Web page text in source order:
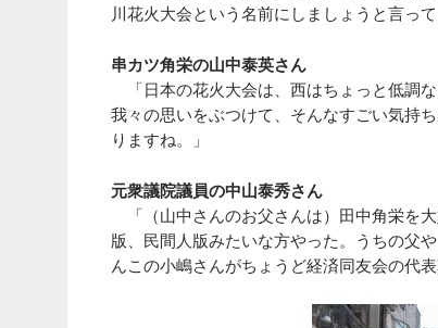
川花火大会という名前にしましょうと言っ
串カツ角栄の山中泰英さん
「日本の花火大会は、西はちょっと低調
我々の思いをぶつけて、そんなすごい気持
りますね。」
元衆議院議員の中山泰秀さん
「（山中さんのお父さんは）田中角栄を
版、民間人版みたいな方やった。うちの父
んこの小嶋さんがちょうど経済同友会の代